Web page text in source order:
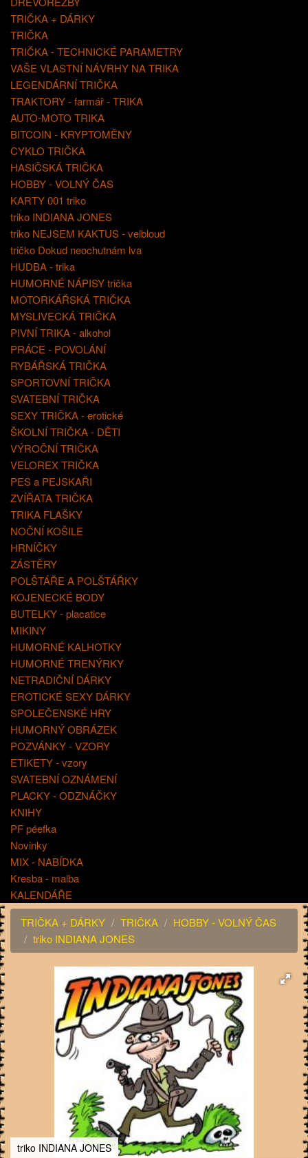
TRIČKA + DÁRKY
TRIČKA
TRIČKA - TECHNICKÉ PARAMETRY
VAŠE VLASTNÍ NÁVRHY NA TRIKA
LEGENDÁRNÍ TRIČKA
TRAKTORY - farmář - TRIKA
AUTO-MOTO TRIKA
BITCOIN - KRYPTOMĚNY
CYKLO TRIČKA
HASIČSKÁ TRIČKA
HOBBY - VOLNÝ ČAS
KARTY 001 triko
triko INDIANA JONES
triko NEJSEM KAKTUS - velbloud
tričko Dokud neochutnám lva
HUDBA - trika
HUMORNÉ NÁPISY trička
MOTORKÁŘSKÁ TRIČKA
MYSLIVECKÁ TRIČKA
PIVNÍ TRIKA - alkohol
PRÁCE - POVOLÁNÍ
RYBÁŘSKÁ TRIČKA
SPORTOVNÍ TRIČKA
SVATEBNÍ TRIČKA
SEXY TRIČKA - erotické
ŠKOLNÍ TRIČKA - DĚTI
VÝROČNÍ TRIČKA
VELOREX TRIČKA
PES a PEJSKAŘI
ZVÍŘATA TRIČKA
TRIKA FLAŠKY
NOČNÍ KOŠILE
HRNÍČKY
ZÁSTĚRY
POLŠTÁŘE A POLŠTÁŘKY
KOJENECKÉ BODY
BUTELKY - placatice
MIKINY
HUMORNÉ KALHOTKY
HUMORNÉ TRENÝRKY
NETRADIČNÍ DÁRKY
EROTICKÉ SEXY DÁRKY
SPOLEČENSKÉ HRY
HUMORNÝ OBRÁZEK
POZVÁNKY - VZORY
ETIKETY - vzory
SVATEBNÍ OZNÁMENÍ
PLACKY - ODZNÁČKY
KNIHY
PF péefka
Novinky
MIX - NABÍDKA
Kresba - malba
KALENDÁŘE
TRIČKA + DÁRKY
TRIČKA
HOBBY - VOLNÝ ČAS
triko INDIANA JONES
triko INDIANA JONES